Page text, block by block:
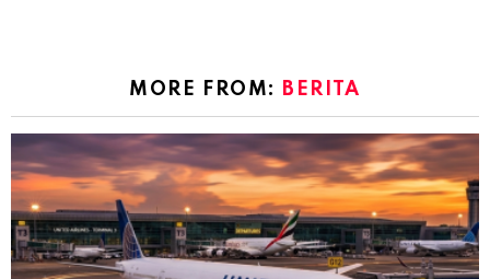
MORE FROM: BERITA